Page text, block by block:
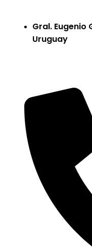
Gral. Eugenio
Uruguay